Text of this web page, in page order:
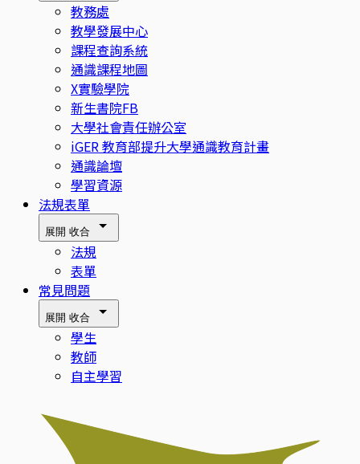
教務處
教學發展中心
課程查詢系統
通識課程地圖
X實驗學院
新生書院FB
大學社會責任辦公室
iGER 教育部提升大學通識教育計畫
通識論壇
學習資源
法規表單
展開 收合
法規
表單
常見問題
展開 收合
學生
教師
自主學習